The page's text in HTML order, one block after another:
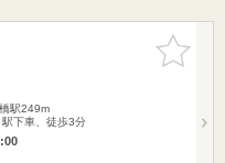
お気に入
りに追加
駅249m
下車、徒歩3分